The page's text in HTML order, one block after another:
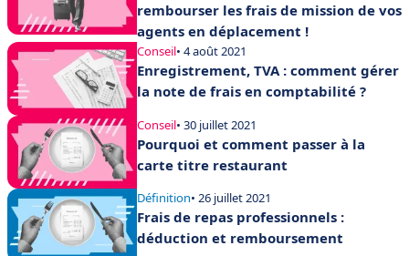
rembourser les frais de mission de vos
agents en déplacement !
Conseil• 4 août 2021
Enregistrement, TVA : comment gérer
la note de frais en comptabilité ?
Conseil• 30 juillet 2021
Pourquoi et comment passer à la
carte titre restaurant
Définition• 26 juillet 2021
Frais de repas professionnels :
déduction et remboursement